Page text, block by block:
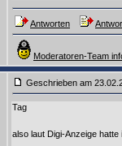
Antworten
Moderatoren-Team
Geschrieben am
Tag
also laut Digi-Anzeige